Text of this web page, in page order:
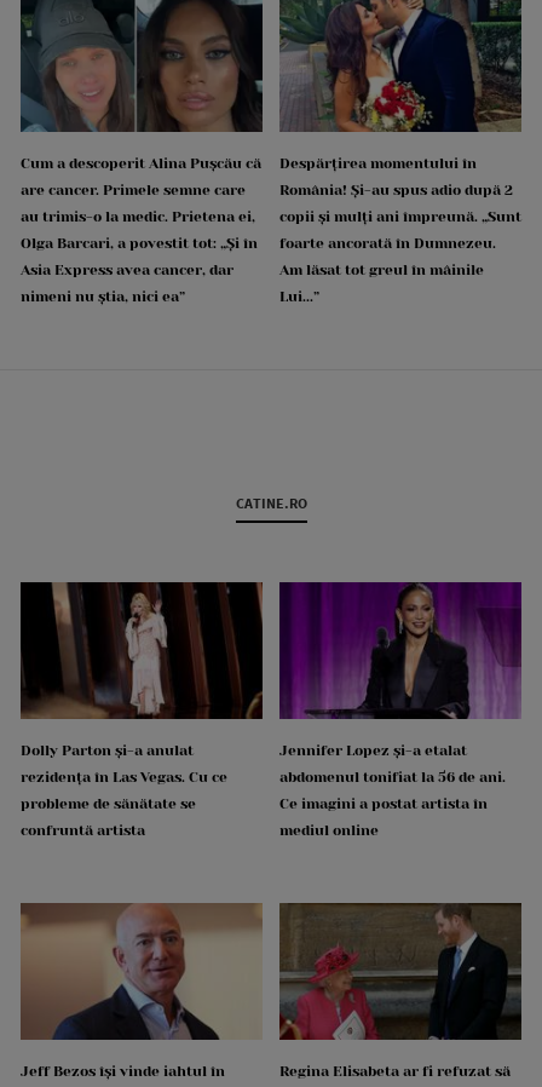
Cum a descoperit Alina Pușcău că
are cancer. Primele semne care
au trimis-o la medic. Prietena ei,
Olga Barcari, a povestit tot: „Și în
Asia Express avea cancer, dar
nimeni nu știa, nici ea”
Despărțirea momentului în
România! Și-au spus adio după 2
copii și mulți ani împreună. „Sunt
foarte ancorată în Dumnezeu.
Am lăsat tot greul în mâinile
Lui...”
CATINE.RO
Dolly Parton și-a anulat
rezidența în Las Vegas. Cu ce
probleme de sănătate se
confruntă artista
Jennifer Lopez și-a etalat
abdomenul tonifiat la 56 de ani.
Ce imagini a postat artista în
mediul online
Jeff Bezos își vinde iahtul în
Regina Elisabeta ar fi refuzat să